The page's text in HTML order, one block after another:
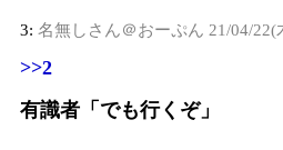
3: 名無しさん＠おーぷん 21/04/22(
>>2
有識者「でも行くぞ」